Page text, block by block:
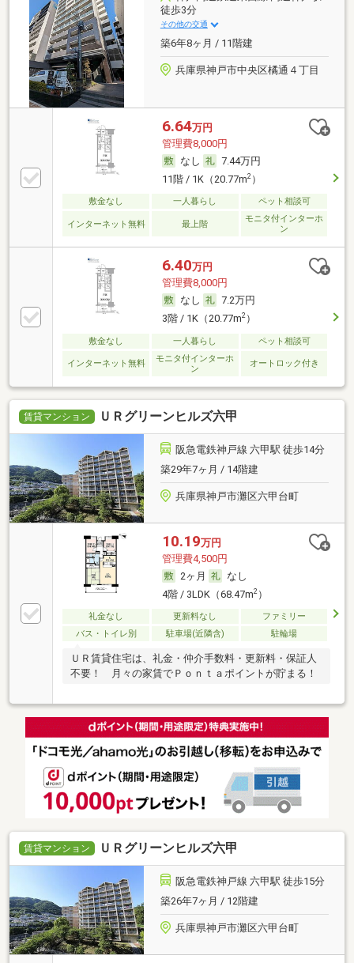
徒歩3分
その他の交通
築6年8ヶ月 / 11階建
兵庫県神戸市中央区橘通４丁目
6.64万円
管理費8,000円
なし
7.44万円
11階 / 1K（20.77m2）
敷金なし 一人暮らし ペット相談可
インターネット無料 最上階
モニタ付インターホ
ン
6.40万円
管理費8,000円
なし
7.2万円
3階 / 1K（20.77m2）
敷金なし 一人暮らし ペット相談可
インターネット無料
モニタ付インターホ
ン
オートロック付き
賃貸マンション ＵＲグリーンヒルズ六甲
阪急電鉄神戸線 六甲駅 徒歩14分
築29年7ヶ月 / 14階建
兵庫県神戸市灘区六甲台町
10.19万円
管理費4,500円
2ヶ月
なし
4階 / 3LDK（68.47m2）
礼金なし 更新料なし
ファミリー
バス・トイレ別
駐車場(近隣含) 駐輪場
ＵＲ賃貸住宅は、礼金・仲介手数料・更新料・保証人
不要！ 月々の家賃でＰｏｎｔａポイントが貯まる！
賃貸マンション ＵＲグリーンヒルズ六甲
阪急電鉄神戸線 六甲駅 徒歩15分
築26年7ヶ月 / 12階建
兵庫県神戸市灘区六甲台町